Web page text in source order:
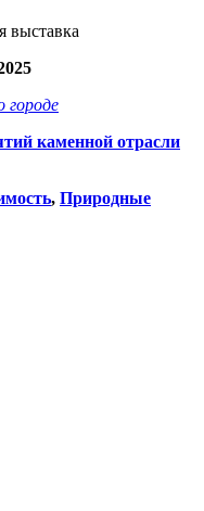
выставка
городе
каменной отрасли
, Природные